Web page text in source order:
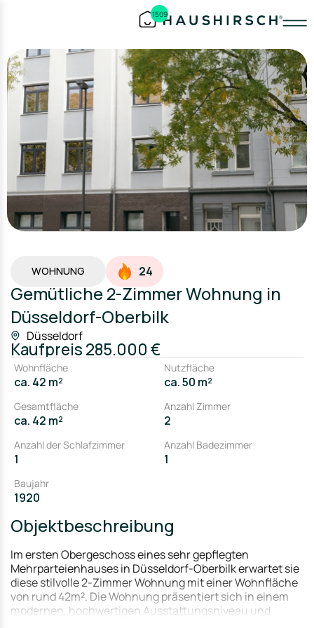
1509
WOHNUNG 24
Gemütliche 2-Zimmer Wohnung in
Düsseldorf-Oberbilk
Düsseldorf
Kaufpreis285.000 €
Wohnfläche
ca. 42 m²
Nutzfläche
ca. 50 m²
Gesamtfläche
ca. 42 m²
Anzahl Zimmer
2
Anzahl der Schlafzimmer
1
Anzahl Badezimmer
1
Baujahr
1920
Objektbeschreibung
Im ersten Obergeschoss eines sehr gepflegten
Mehrparteienhauses in Düsseldorf-Oberbilk erwartet sie
diese stilvolle 2-Zimmer Wohnung mit einer Wohnfläche
von rund 42m². Die Wohnung präsentiert sich in einem
modernen, hochwertigen Ausstattungsniveau und